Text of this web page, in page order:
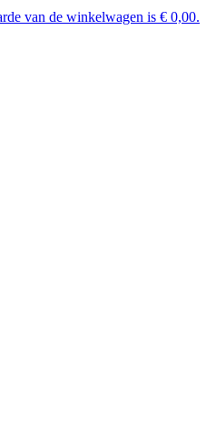
van de winkelwagen is € 0,00.